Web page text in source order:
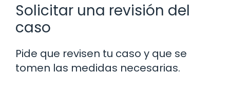
Solicitar una revisión del
caso
Pide que revisen tu caso y que se
tomen las medidas necesarias.